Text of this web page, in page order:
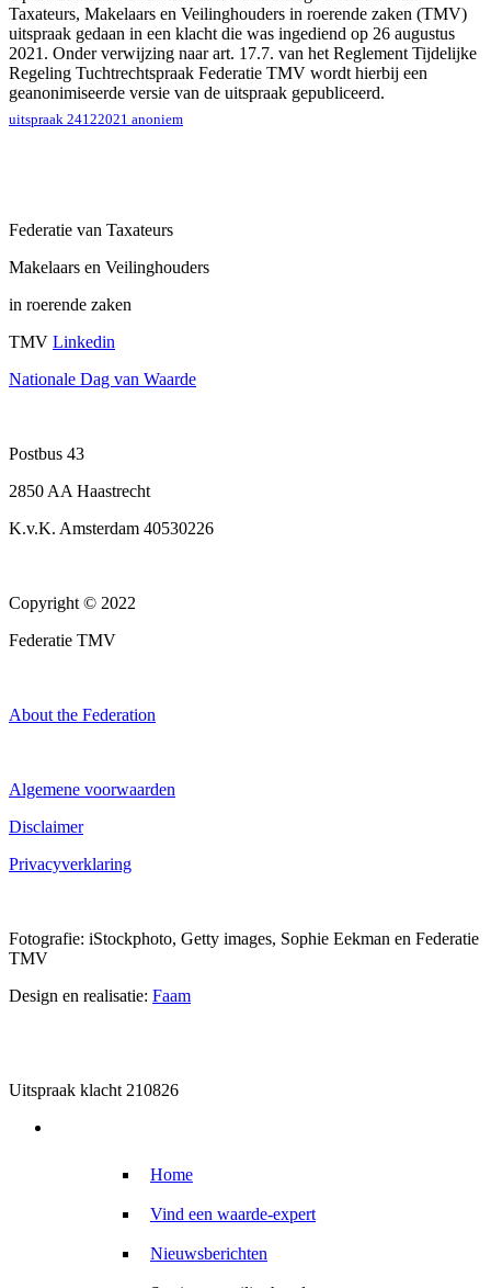
Taxateurs, Makelaars en Veilinghouders in roerende zaken (TMV)
uitspraak gedaan in een klacht die was ingediend op 26 augustus
2021. Onder verwijzing naar art. 17.7. van het Reglement Tijdelijke
Regeling Tuchtrechtspraak Federatie TMV wordt hierbij een
geanonimiseerde versie van de uitspraak gepubliceerd.
uitspraak 24122021 anoniem
Federatie van Taxateurs
Makelaars en Veilinghouders
in roerende zaken
TMV Linkedin
Nationale Dag van Waarde
Postbus 43
2850 AA Haastrecht
K.v.K. Amsterdam 40530226
Copyright © 2022
Federatie TMV
About the Federation
Algemene voorwaarden
Disclaimer
Privacyverklaring
Fotografie: iStockphoto, Getty images, Sophie Eekman en Federatie
TMV
Design en realisatie: Faam
Uitspraak klacht 210826
Home
Vind een waarde-expert
Nieuwsberichten